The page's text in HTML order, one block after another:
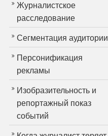
Журналистское
расследование
Сегментация аудитории
Персонификация
рекламы
Изобразительность и
репортажный показ
событий